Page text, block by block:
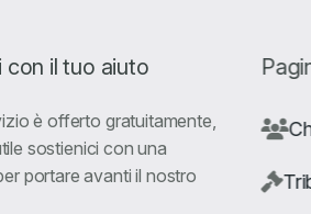
con il tuo aiuto
è offerto gratuitamente,
sostienici con una
portare avanti il nostro